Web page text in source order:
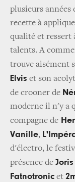
plusieurs années
recette à
qualité et ressert
talents. A
trouve aisément
Elvis et son
de crooner de
moderne il n'y a
compagne de Her
Vanille,
d'électro, le
présence de
Fatnotronic et